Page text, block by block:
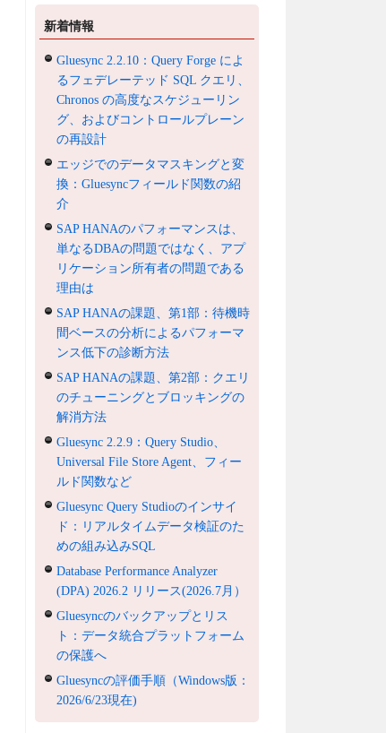
新着情報
Gluesync 2.2.10：Query Forge によ
るフェデレーテッド SQL クエリ、
Chronos の高度なスケジューリン
グ、およびコントロールプレーン
の再設計
エッジでのデータマスキングと変
換：Gluesyncフィールド関数の紹
介
SAP HANAのパフォーマンスは、
単なるDBAの問題ではなく、アプ
リケーション所有者の問題である
理由は
SAP HANAの課題、第1部：待機時
間ベースの分析によるパフォーマ
ンス低下の診断方法
SAP HANAの課題、第2部：クエリ
のチューニングとブロッキングの
解消方法
Gluesync 2.2.9：Query Studio、
Universal File Store Agent、フィー
ルド関数など
Gluesync Query Studioのインサイ
ド：リアルタイムデータ検証のた
めの組み込みSQL
Database Performance Analyzer
(DPA) 2026.2 リリース(2026.7月）
Gluesyncのバックアップとリス
ト：データ統合プラットフォーム
の保護へ
Gluesyncの評価手順（Windows版：
2026/6/23現在)